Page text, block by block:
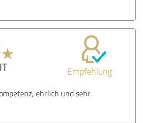
Empfehlung
ehrlich und sehr